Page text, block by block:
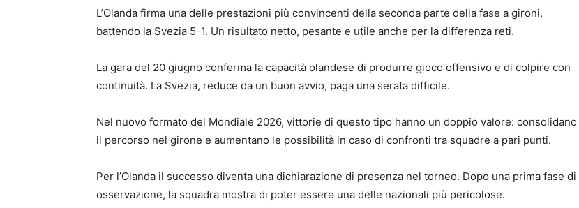
L’Olanda firma una delle prestazioni più convincenti della seconda parte della fase a gironi,
battendo la Svezia 5-1. Un risultato netto, pesante e utile anche per la differenza reti.
La gara del 20 giugno conferma la capacità olandese di produrre gioco offensivo e di colpire con
continuità. La Svezia, reduce da un buon avvio, paga una serata difficile.
Nel nuovo formato del Mondiale 2026, vittorie di questo tipo hanno un doppio valore: consolidano
il percorso nel girone e aumentano le possibilità in caso di confronti tra squadre a pari punti.
Per l’Olanda il successo diventa una dichiarazione di presenza nel torneo. Dopo una prima fase di
osservazione, la squadra mostra di poter essere una delle nazionali più pericolose.